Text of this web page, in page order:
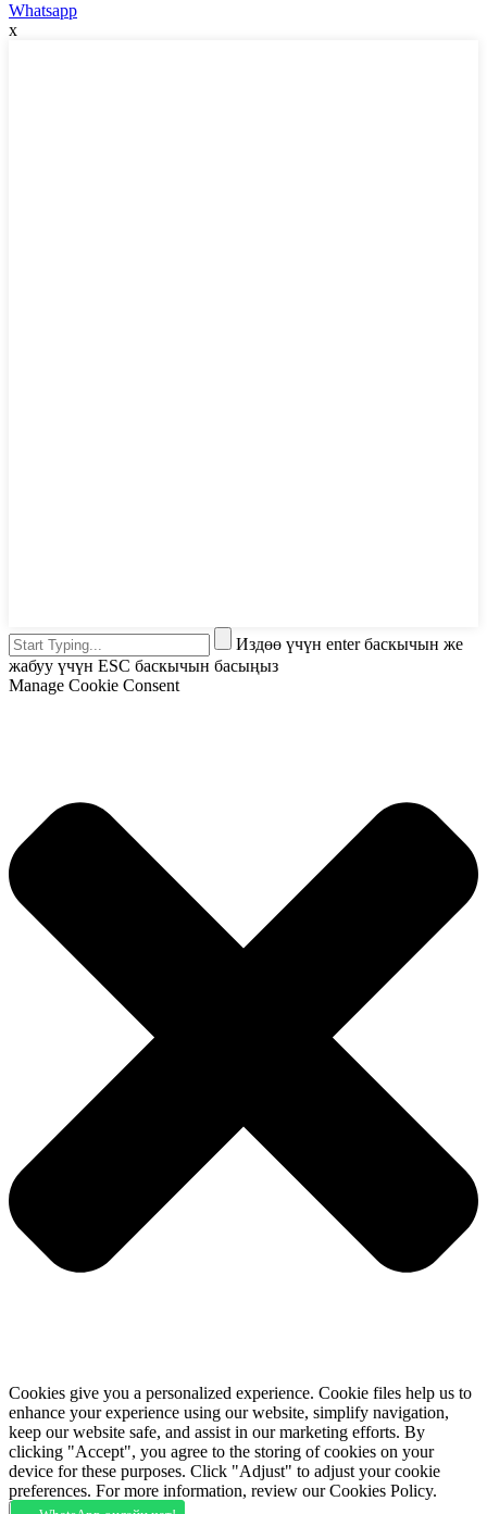
Whatsapp
x
Издөө үчүн enter баскычын же
жабуу үчүн ESC баскычын басыңыз
Manage Cookie Consent
Cookies give you a personalized experience. Cookie files help us to
enhance your experience using our website, simplify navigation,
keep our website safe, and assist in our marketing efforts. By
clicking "Accept", you agree to the storing of cookies on your
device for these purposes. Click "Adjust" to adjust your cookie
preferences. For more information, review our Cookies Policy.